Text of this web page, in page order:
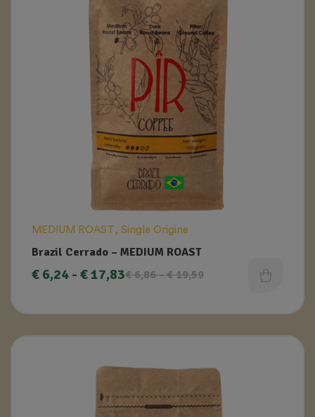
MEDIUM ROAST, Single Origine
Brazil Cerrado – MEDIUM ROAST
€6,86 - €19,59
€ 6,24 - €17,83